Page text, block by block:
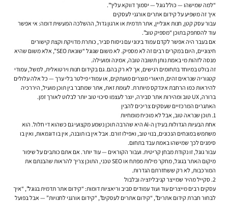
“למה שמישהו — כולל גוגל — יסמוך דווקא עליך”.
איך זה משפיע על קידום אתרים אורגני לעסקים
עבור עסק קטן, חנות אונליין, אתר תדמית או ארגון גדול, ההשלכה המעשית דומה: אי אפשר
עוד להסתפק בתוכן “מספיק טוב”.
אם בעבר היה אפשר לקדם עמוד בינוני עם ניסוח סביר, כותרת מדויקת וקצת קישורים
חיצוניים, היום במקרים רבים זה לא מספיק. לא משום שגוגל “שונאת SEO”, אלא משום שהיא
מנסה לזהות מי באמת נותן תשובה טובה, אמינה ומועילה.
זה בולט במיוחד בתחומים רגישים, אך לא רק בהם. גם בקידום חנות וירטואלית, למשל, עמודי
קטגוריה שנראים זהים, תיאורי מוצרים מועתקים, או עמודי פילטר בלי ערך — כל אלה עלולים
להיראות כמו הרחבת אינדקס מיותרת. לעומת זאת, אתר שמחבר בין תוכן מועיל, היררכיה
ברורה, UX טוב ומהירות אתר סבירה, יוצר לעצמו סיכוי טוב יותר לבלוט לאורך זמן.
האתגרים המרכזיים שעסקים צריכים להבין
1. תוכן שנראה טוב, אבל לא מוכיח מומחיות
אחת הבעיות הגדולות בעידן ה-AI היא שהרבה תוכן נשמע מקצועי גם כשהוא די חלול. הוא
משתמש במונחים הנכונים, בנוי טוב, ואפילו זורם. אבל אין בו תובנה, אין בו דוגמאות, ואין בו
סימנים לכך שמישהו באמת עבד בתחום.
עבור גוגל, זו נקודת מבחן קריטית. ועבור הקוראים — עוד יותר. אם אתם כותבים על שיפור
מיקום האתר בגוגל, מחקר מילות מפתח או SEO טכני, התוכן צריך להראות שהבנתם את
המורכבות, לא רק ששחזרתם הגדרות.
2. סקייל מהיר שמייצר קניבליזציה ובלבול
עסקים רבים מייצרים עוד ועוד עמודים סביב וריאציות דומות: “קידום אתר תדמית בגוגל”, “איך
לבחור חברת קידום אתרים”, “קידום אתרים לעסקים”, “קידום אורגני לחנויות” — אבל בפועל